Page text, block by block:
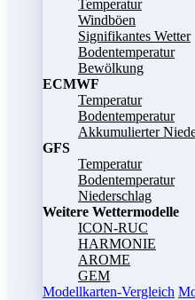
Temperatur
Windböen
Signifikantes Wetter
Bodentemperatur
Bewölkung
ECMWF
Temperatur
Bodentemperatur
Akkumulierter
GFS
Temperatur
Bodentemperatur
Niederschlag
Weitere Wettermodelle
ICON-RUC
HARMONIE
AROME
GEM
Modellkarten-Vergleich